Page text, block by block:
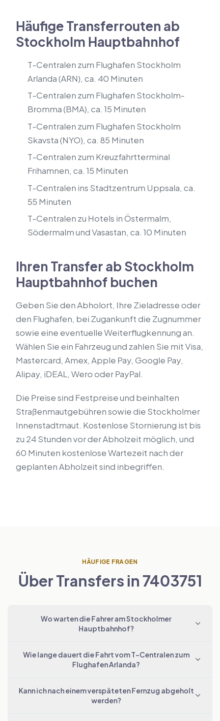
Häufige Transferrouten ab
Stockholm Hauptbahnhof
T-Centralen zum Flughafen Stockholm
Arlanda (ARN), ca. 40 Minuten
T-Centralen zum Flughafen Stockholm-
Bromma (BMA), ca. 15 Minuten
T-Centralen zum Flughafen Stockholm
Skavsta (NYO), ca. 85 Minuten
T-Centralen zum Kreuzfahrtterminal
Frihamnen, ca. 15 Minuten
T-Centralen ins Stadtzentrum Uppsala, ca.
55 Minuten
T-Centralen zu Hotels in Östermalm,
Södermalm und Vasastan, ca. 10 Minuten
Ihren Transfer ab Stockholm
Hauptbahnhof buchen
Geben Sie den Abholort, Ihre Zieladresse oder
den Flughafen, bei Zugankunft die Zugnummer
sowie eine eventuelle Weiterflugkennung an.
Wählen Sie ein Fahrzeug und zahlen Sie mit Visa,
Mastercard, Amex, Apple Pay, Google Pay,
Alipay, iDEAL, Wero oder PayPal.
Die Preise sind Festpreise und beinhalten
Straßenmautgebühren sowie die Stockholmer
Innenstadtmaut. Kostenlose Stornierung ist bis
zu 24 Stunden vor der Abholzeit möglich, und
60 Minuten kostenlose Wartezeit nach der
geplanten Abholzeit sind inbegriffen.
HÄUFIGE FRAGEN
Über Transfers in 7403751
Wo warten die Fahrer am Stockholmer
Hauptbahnhof?
Wie lange dauert die Fahrt vom T-Centralen zum
Flughafen Arlanda?
Kann ich nach einem verspäteten Fernzug abgeholt
werden?